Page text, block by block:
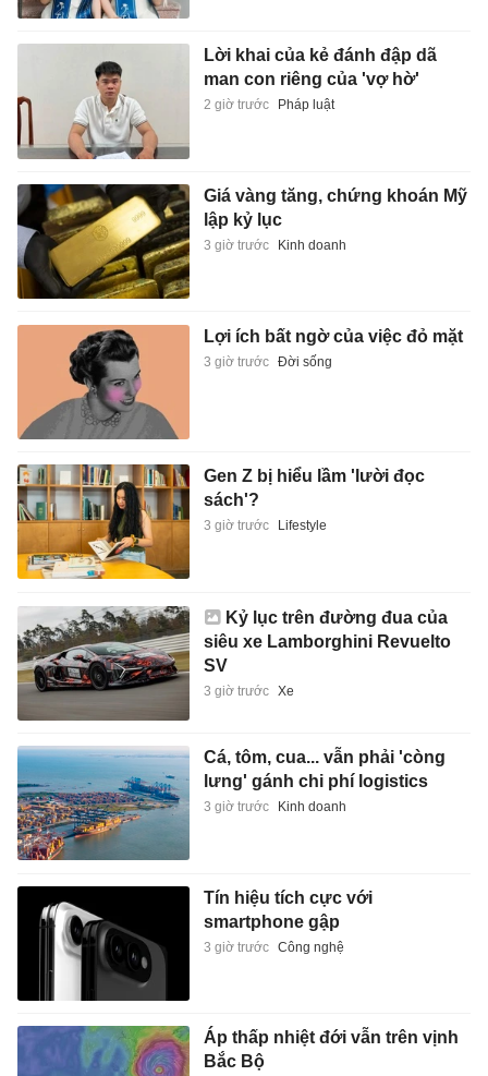
Lời khai của kẻ đánh đập dã
man con riêng của 'vợ hờ'
2 giờ trước Pháp luật
Giá vàng tăng, chứng khoán Mỹ
lập kỷ lục
3 giờ trước Kinh doanh
Lợi ích bất ngờ của việc đỏ mặt
3 giờ trước Đời sống
Gen Z bị hiểu lầm 'lười đọc
sách'?
3 giờ trước Lifestyle
Kỷ lục trên đường đua của
siêu xe Lamborghini Revuelto
SV
3 giờ trước Xe
Cá, tôm, cua... vẫn phải 'còng
lưng' gánh chi phí logistics
3 giờ trước Kinh doanh
Tín hiệu tích cực với
smartphone gập
3 giờ trước Công nghệ
Áp thấp nhiệt đới vẫn trên vịnh
Bắc Bộ